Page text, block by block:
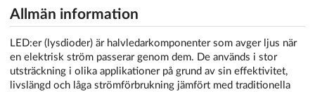
Allmän information
LED:er (lysdioder) är halvledarkomponenter som avger ljus när
en elektrisk ström passerar genom dem. De används i stor
utsträckning i olika applikationer på grund av sin effektivitet,
livslängd och låga strömförbrukning jämfört med traditionella